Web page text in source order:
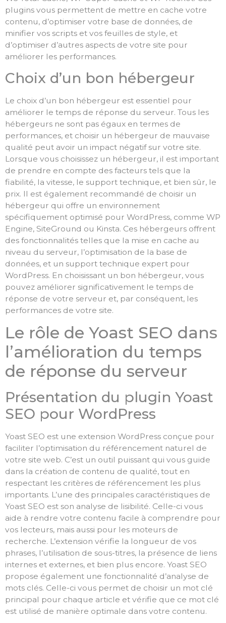
plugins vous permettent de mettre en cache votre
contenu, d’optimiser votre base de données, de
minifier vos scripts et vos feuilles de style, et
d’optimiser d’autres aspects de votre site pour
améliorer les performances.
Choix d’un bon hébergeur
Le choix d’un bon hébergeur est essentiel pour
améliorer le temps de réponse du serveur. Tous les
hébergeurs ne sont pas égaux en termes de
performances, et choisir un hébergeur de mauvaise
qualité peut avoir un impact négatif sur votre site.
Lorsque vous choisissez un hébergeur, il est important
de prendre en compte des facteurs tels que la
fiabilité, la vitesse, le support technique, et bien sûr, le
prix. Il est également recommandé de choisir un
hébergeur qui offre un environnement
spécifiquement optimisé pour WordPress, comme WP
Engine, SiteGround ou Kinsta. Ces hébergeurs offrent
des fonctionnalités telles que la mise en cache au
niveau du serveur, l’optimisation de la base de
données, et un support technique expert pour
WordPress. En choisissant un bon hébergeur, vous
pouvez améliorer significativement le temps de
réponse de votre serveur et, par conséquent, les
performances de votre site.
Le rôle de Yoast SEO dans
l’amélioration du temps
de réponse du serveur
Présentation du plugin Yoast
SEO pour WordPress
Yoast SEO est une extension WordPress conçue pour
faciliter l’optimisation du référencement naturel de
votre site web. C’est un outil puissant qui vous guide
dans la création de contenu de qualité, tout en
respectant les critères de référencement les plus
importants. L’une des principales caractéristiques de
Yoast SEO est son analyse de lisibilité. Celle-ci vous
aide à rendre votre contenu facile à comprendre pour
vos lecteurs, mais aussi pour les moteurs de
recherche. L’extension vérifie la longueur de vos
phrases, l’utilisation de sous-titres, la présence de liens
internes et externes, et bien plus encore. Yoast SEO
propose également une fonctionnalité d’analyse de
mots clés. Celle-ci vous permet de choisir un mot clé
principal pour chaque article et vérifie que ce mot clé
est utilisé de manière optimale dans votre contenu.